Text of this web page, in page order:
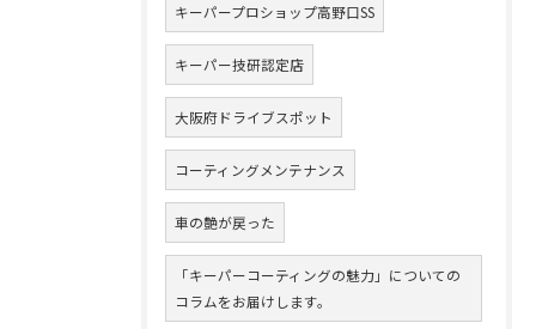
キーパープロショップ高野口SS
キーパー技研認定店
大阪府ドライブスポット
コーティングメンテナンス
車の艶が戻った
「キーパーコーティングの魅力」についての
コラムをお届けします。